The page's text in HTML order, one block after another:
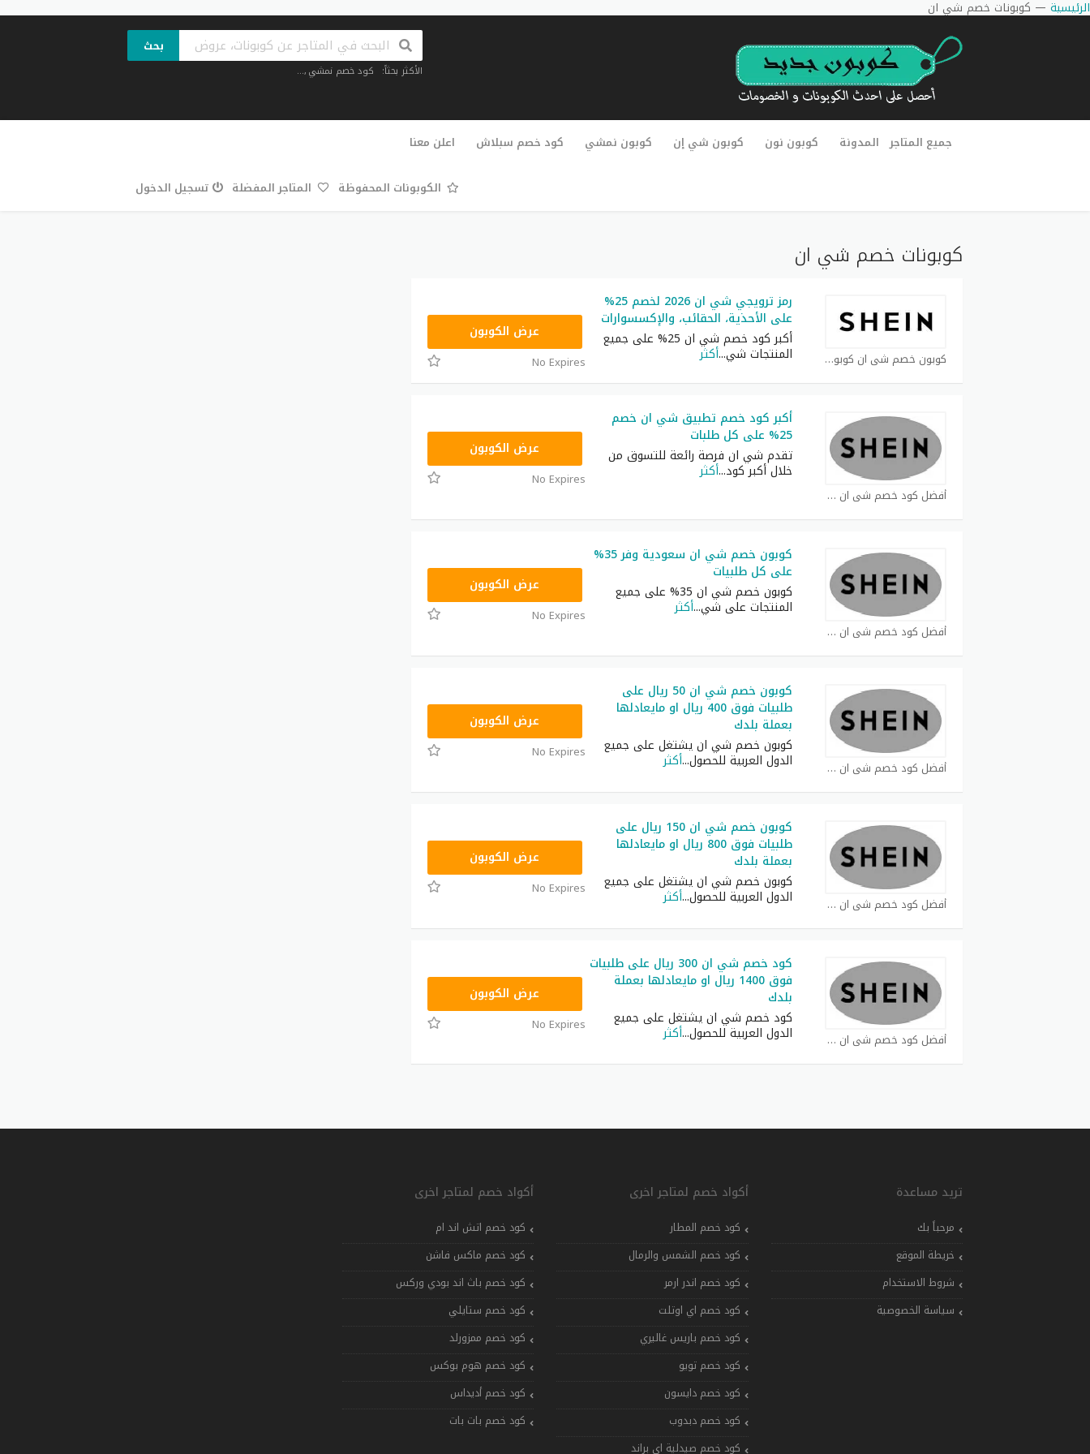
الرئيسية — كوبونات خصم شي ان
بحث
الأكثر بحثاً: كود خصم نمشي,...
تخطي
جميع المتاجر المدونة كوبون نون كوبون شي إن كوبون نمشي كود خصم سبلاش اعلن معنا
الكوبونات المحفوظة المتاجر المفضلة تسجيل الدخول
كوبونات خصم شي ان
كوبون خصم شي ان كوبون
رمز ترويجي شي ان 2026 لخصم 25%
على الأحذية، الحقائب، والإكسسوارات
أكبر كود خصم شي ان 25% على جميع
المنتجات شي...أكثر
عرض الكوبون
No Expires
أفضل كود خصم شي ان كوبون
أكبر كود خصم تطبيق شي ان خصم
25% على كل طلبات
تقدم شي ان فرصة رائعة للتسوق من
خلال أكبر كود...أكثر
عرض الكوبون
No Expires
أفضل كود خصم شي ان كوبون
كوبون خصم شي ان سعودية وفر 35%
على كل طلبيات
كوبون خصم شي ان 35% على جميع
المنتجات على شي...أكثر
عرض الكوبون
No Expires
أفضل كود خصم شي ان كوبون
كوبون خصم شي ان 50 ريال على
طلبيات فوق 400 ريال او مايعادلها
بعملة بلدك
كوبون خصم شي ان يشتغل على جميع
الدول العربية للحصول...أكثر
عرض الكوبون
No Expires
أفضل كود خصم شي ان كوبون
كوبون خصم شي ان 150 ريال على
طلبيات فوق 800 ريال او مايعادلها
بعملة بلدك
كوبون خصم شي ان يشتغل على جميع
الدول العربية للحصول...أكثر
عرض الكوبون
No Expires
أفضل كود خصم شي ان كوبون
كود خصم شي ان 300 ريال على طلبيات
فوق 1400 ريال او مايعادلها بعملة
بلدك
كود خصم شي ان يشتغل على جميع
الدول العربية للحصول...أكثر
عرض الكوبون
No Expires
تريد مساعدة
مرحباً بك
خريطة الموقع
شروط الاستخدام
سياسة الخصوصية
أكواد خصم لمتاجر اخرى
كود خصم المطار
كود خصم الشمس والرمال
كود خصم اندر ارمر
كود خصم اي اوتلت
كود خصم باريس غاليري
كود خصم تويو
كود خصم دايسون
كود خصم دبدوب
كود خصم صيدلية اي براند
أكواد خصم لمتاجر اخرى
كود خصم اتش اند ام
كود خصم ماكس فاشن
كود خصم باث اند بودي وركس
كود خصم ستايلي
كود خصم ممزورلد
كود خصم هوم بوكس
كود خصم أديداس
كود خصم بات بات